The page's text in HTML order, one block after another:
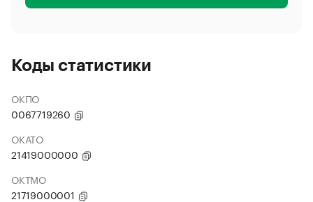
Коды статистики
ОКПО
0067719260
ОКАТО
21419000000
ОКТМО
21719000001